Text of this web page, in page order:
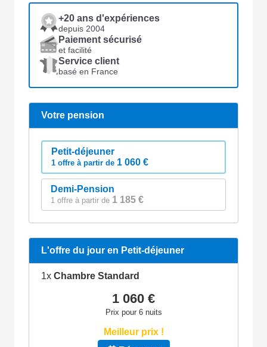
+20 ans d'expériences
depuis 2004
Paiement sécurisé
et facilité
Service client
basé en France
Votre pension
Petit-déjeuner
1 offre à partir de 1 060 €
Demi-Pension
1 offre à partir de 1 185 €
L'offre du jour en Petit-déjeuner
1x Chambre Standard
1 060 €
Prix pour 6 nuits
Meilleur prix !